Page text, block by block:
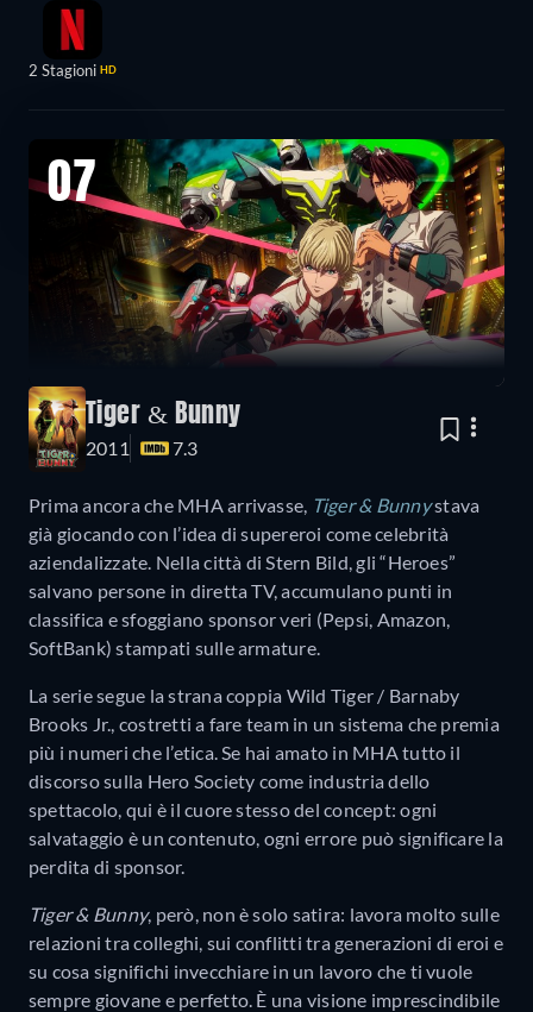
2 Stagioni HD
07
Tiger & Bunny
2011 7.3
Prima ancora che MHA arrivasse, Tiger & Bunnystava
già giocando con l’idea di supereroi come celebrità
aziendalizzate. Nella città di Stern Bild, gli “Heroes”
salvano persone in diretta TV, accumulano punti in
classifica e sfoggiano sponsor veri (Pepsi, Amazon,
SoftBank) stampati sulle armature.
La serie segue la strana coppia Wild Tiger / Barnaby
Brooks Jr., costretti a fare team in un sistema che premia
più i numeri che l’etica. Se hai amato in MHA tutto il
discorso sulla Hero Society come industria dello
spettacolo, qui è il cuore stesso del concept: ogni
salvataggio è un contenuto, ogni errore può significare la
perdita di sponsor.
Tiger & Bunny, però, non è solo satira: lavora molto sulle
relazioni tra colleghi, sui conflitti tra generazioni di eroi e
su cosa significhi invecchiare in un lavoro che ti vuole
sempre giovane e perfetto. È una visione imprescindibile